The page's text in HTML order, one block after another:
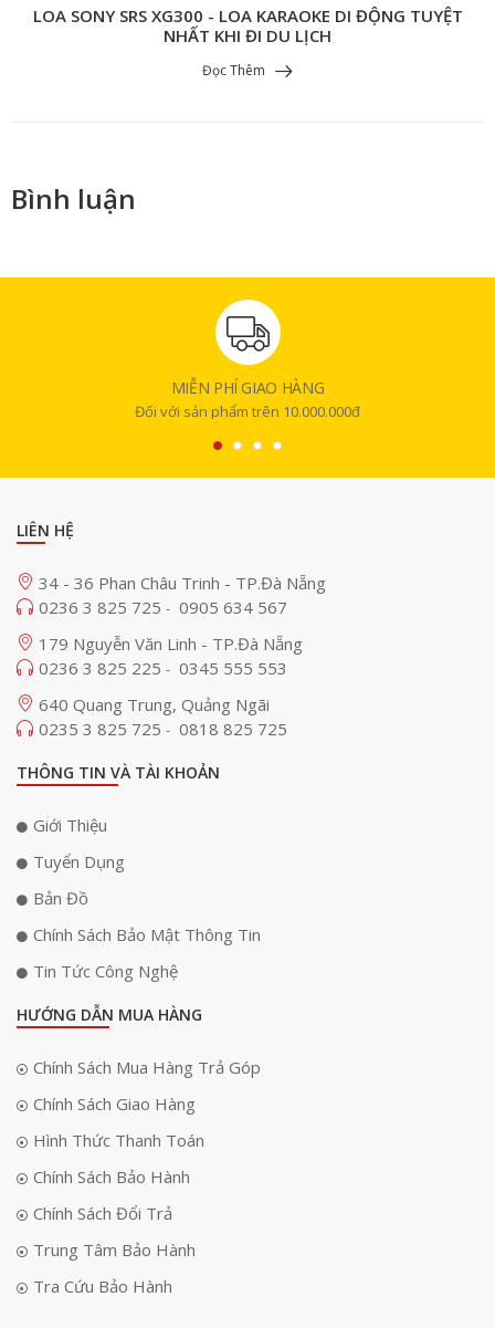
LOA SONY SRS XG300 - LOA KARAOKE DI ĐỘNG TUYỆT
NHẤT KHI ĐI DU LỊCH
Đọc Thêm
Bình luận
MIỄN PHÍ GIAO HÀNG
Đối với sản phẩm trên 10.000.000đ
LIÊN HỆ
34 - 36 Phan Châu Trinh - TP.Đà Nẵng
0236 3 825 725 - 0905 634 567
179 Nguyễn Văn Linh - TP.Đà Nẵng
0236 3 825 225 - 0345 555 553
640 Quang Trung, Quảng Ngãi
0235 3 825 725 - 0818 825 725
THÔNG TIN VÀ TÀI KHOẢN
Giới Thiệu
Tuyển Dụng
Bản Đồ
Chính Sách Bảo Mật Thông Tin
Tin Tức Công Nghệ
HƯỚNG DẪN MUA HÀNG
Chính Sách Mua Hàng Trả Góp
Chính Sách Giao Hàng
Hình Thức Thanh Toán
Chính Sách Bảo Hành
Chính Sách Đổi Trả
Trung Tâm Bảo Hành
Tra Cứu Bảo Hành